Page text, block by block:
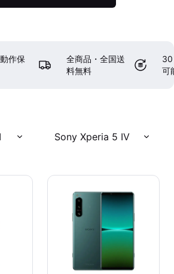
作保
全商品・全国送
料無料
30
可
Sony Xperia 5 IV